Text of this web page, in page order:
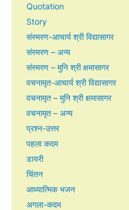
Quotation
Story
संस्मरण-आचार्य श्री विद्यासागर
संस्मरण – अन्य
संस्मरण – मुनि श्री क्षमासागर
वचनामृत-आचार्य श्री विद्यासागर
वचनामृत – मुनि श्री क्षमासागर
वचनामृत – अन्य
प्रश्न-उत्तर
पहला कदम
डायरी
चिंतन
आध्यात्मिक भजन
अगला-कदम